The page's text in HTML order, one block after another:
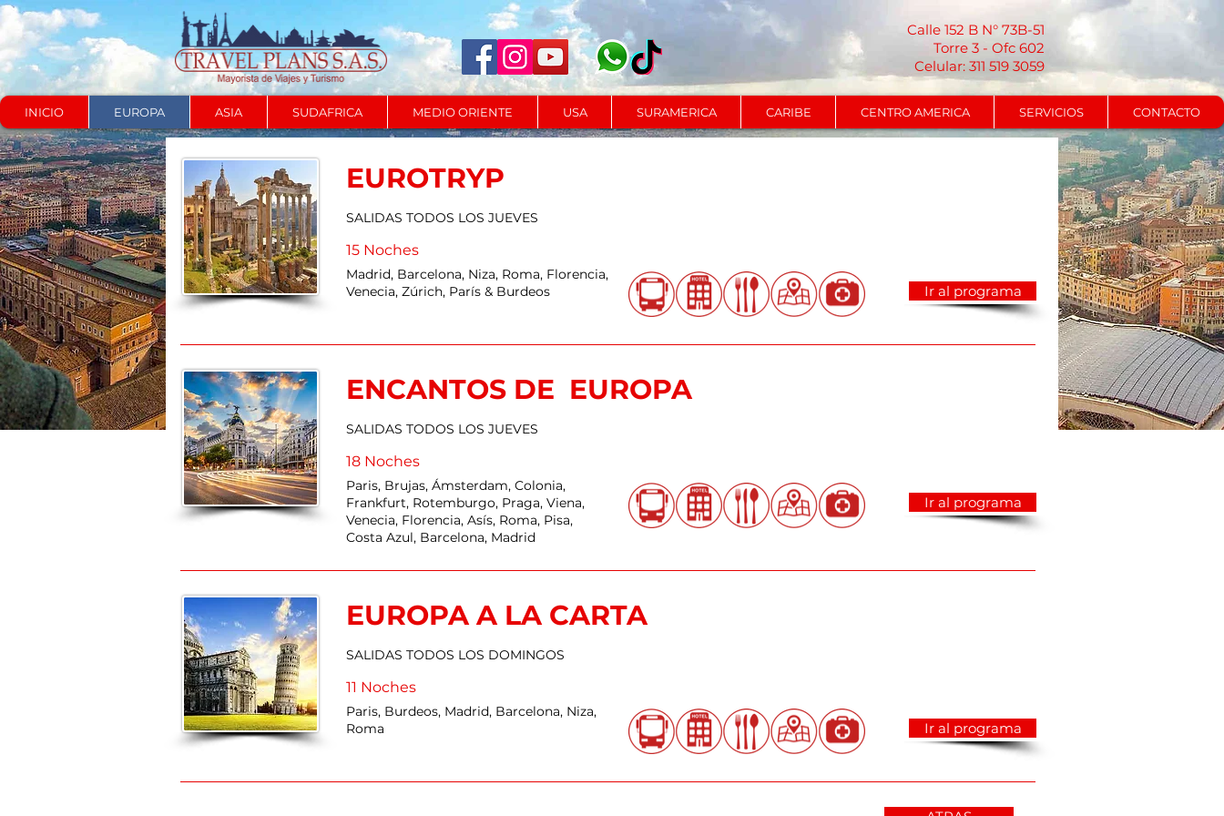
Calle 152 B N° 73B-51
Torre 3 - Ofc 602
Celular: 311 519 3059
INICIO EUROPA ASIA SUDAFRICA MEDIO ORIENTE USA SURAMERICA CARIBE CENTRO AMERICA SERVICIOS CONTACTO
EUROTRYP
SALIDAS TODOS LOS JUEVES
15 Noches
Madrid, Barcelona, Niza, Roma, Florencia,
Venecia, Zúrich, París & Burdeos
Ir al programa
ENCANTOS DE EUROPA
SALIDAS TODOS LOS JUEVES
18 Noches
Paris, Brujas, Ámsterdam, Colonia,
Frankfurt, Rotemburgo, Praga, Viena,
Venecia, Florencia, Asís, Roma, Pisa,
Costa Azul, Barcelona, Madrid
Ir al programa
EUROPA A LA CARTA
SALIDAS TODOS LOS DOMINGOS
11 Noches
Paris, Burdeos, Madrid, Barcelona, Niza,
Roma
Ir al programa